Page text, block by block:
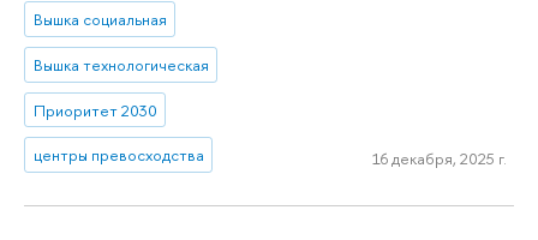
Вышка социальная
Вышка технологическая
Приоритет 2030
центры превосходства 16 декабря, 2025 г.